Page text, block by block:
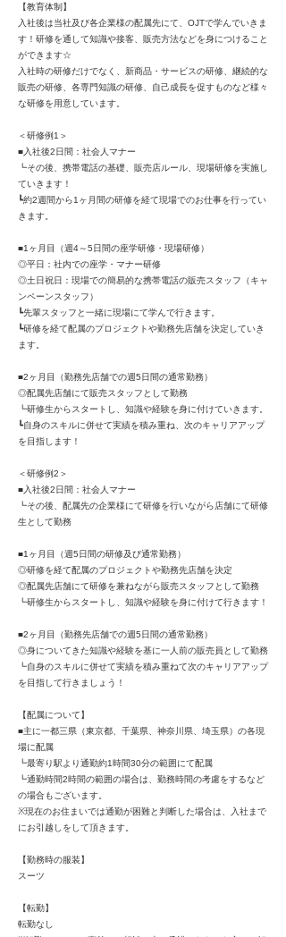
【教育体制】
入社後は当社及び各企業様の配属先にて、OJTで学んでいきま
す！研修を通して知識や接客、販売方法などを身につけること
ができます☆
入社時の研修だけでなく、新商品・サービスの研修、継続的な
販売の研修、各専門知識の研修、自己成長を促すものなど様々
な研修を用意しています。
＜研修例1＞
■入社後2日間：社会人マナー
┗その後、携帯電話の基礎、販売店ルール、現場研修を実施し
ていきます！
┗約2週間から1ヶ月間の研修を経て現場でのお仕事を行ってい
きます。
■1ヶ月目（週4～5日間の座学研修・現場研修）
◎平日：社内での座学・マナー研修
◎土日祝日：現場での簡易的な携帯電話の販売スタッフ（キャ
ンペーンスタッフ）
┗先輩スタッフと一緒に現場にて学んで行きます。
┗研修を経て配属のプロジェクトや勤務先店舗を決定していき
ます。
■2ヶ月目（勤務先店舗での週5日間の通常勤務）
◎配属先店舗にて販売スタッフとして勤務
┗研修生からスタートし、知識や経験を身に付けていきます。
┗自身のスキルに併せて実績を積み重ね、次のキャリアアップ
を目指します！
＜研修例2＞
■入社後2日間：社会人マナー
┗その後、配属先の企業様にて研修を行いながら店舗にて研修
生として勤務
■1ヶ月目（週5日間の研修及び通常勤務）
◎研修を経て配属のプロジェクトや勤務先店舗を決定
◎配属先店舗にて研修を兼ねながら販売スタッフとして勤務
┗研修生からスタートし、知識や経験を身に付けて行きます！
■2ヶ月目（勤務先店舗での週5日間の通常勤務）
◎身についてきた知識や経験を基に一人前の販売員として勤務
┗自身のスキルに併せて実績を積み重ねて次のキャリアアップ
を目指して行きましょう！
【配属について】
■主に一都三県（東京都、千葉県、神奈川県、埼玉県）の各現
場に配属
┗最寄り駅より通勤約1時間30分の範囲にて配属
┗通勤時間2時間の範囲の場合は、勤務時間の考慮をするなど
の場合もございます。
※現在のお住まいでは通勤が困難と判断した場合は、入社まで
にお引越しをして頂きます。
【勤務時の服装】
スーツ
【転勤】
転勤なし